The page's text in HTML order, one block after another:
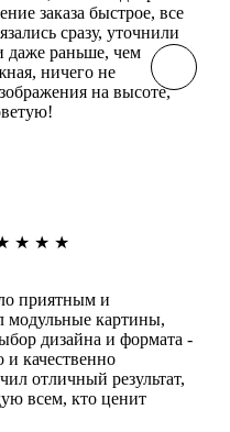
заказа быстрое, все
сразу, уточнили
даже раньше, чем
ничего не
на высоте,
★ ★ ★
приятным и
модульные картины,
дизайна и формата -
и качественно
отличный результат,
всем, кто ценит